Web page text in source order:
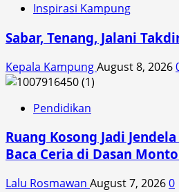
Inspirasi Kampung
Sabar, Tenang, Jalani
Kepala KampungAugust 8, 2026
Pendidikan
Ruang Kosong Jadi
Baca Ceria di Dasan
Lalu Rosmawan August 7, 20260